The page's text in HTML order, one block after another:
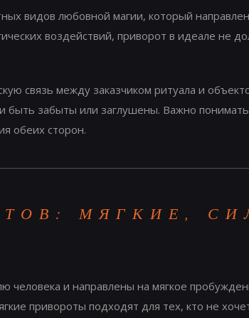
видов любовной магии, который
воздействий, приворот в идеале не
связь между заказчиком ритуала и
быть забыты или заглушены. Важно
обеих сторон.
МЯГКИЕ,
и направлены на мягкое
привороты подходят для тех, кто не